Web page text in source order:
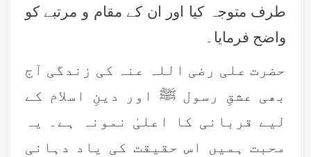
طرف متوجہ کیا اور ان کے مقام و مرتبے کو
واضح فرمایا۔
حضرت علی رضی اللہ عنہ کی زندگی آج
بھی عشقِ رسول ﷺ اور دینِ اسلام کے
لیے قربانی کا اعلیٰ نمونہ ہے۔ یہ
محبت ہمیں اس حقیقت کی یاد دہانی